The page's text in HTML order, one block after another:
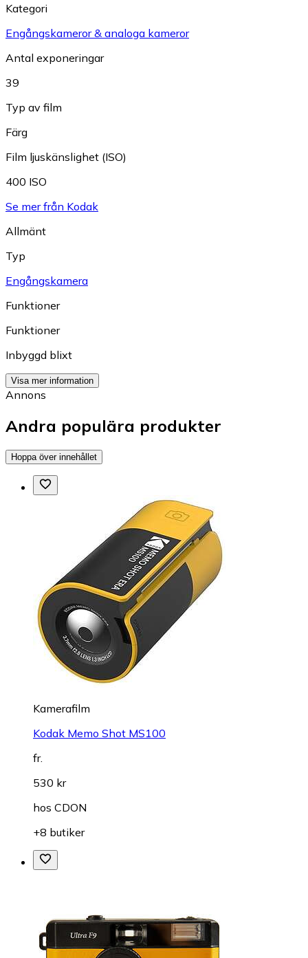
Kategori
Engångskameror & analoga kameror
Antal exponeringar
39
Typ av film
Färg
Film ljuskänslighet (ISO)
400 ISO
Se mer från Kodak
Allmänt
Typ
Engångskamera
Funktioner
Funktioner
Inbyggd blixt
Visa mer information
Annons
Andra populära produkter
Hoppa över innehållet
Kamerafilm
Kodak Memo Shot MS100
fr.
530 kr
hos CDON
+8 butiker